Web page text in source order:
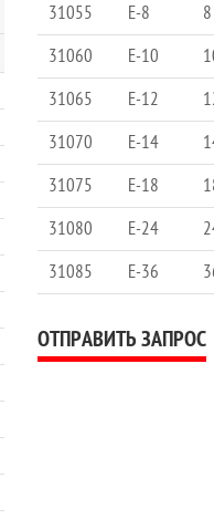
31055
E-8
8
31060
E-10
31065
E-12
31070
E-14
31075
E-18
31080
E-24
31085
E-36
ОТПРАВИТЬ ЗАПРОС